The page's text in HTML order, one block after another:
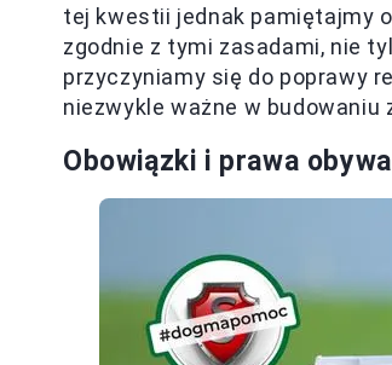
tej kwestii jednak pamiętajmy
zgodnie z tymi zasadami, nie
przyczyniamy się do poprawy
niezwykle ważne w budowaniu
Obowiązki i prawa